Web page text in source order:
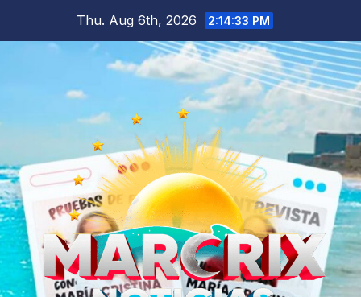
Thu. Aug 6th, 2026 2:14:34 PM